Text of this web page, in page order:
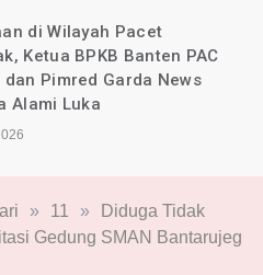
di Wilayah Pacet
Ketua BPKB Banten PAC
dan Pimred Garda News
Alami Luka
» 11 »
Diduga Tidak
Gedung SMAN Bantarujeg